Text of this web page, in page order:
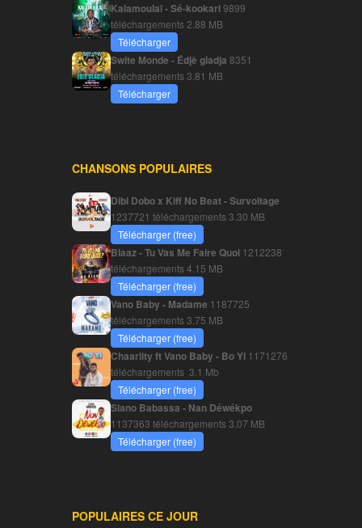
Kalamoulaï - Sé-kookari9899
téléchargements 2.88 MB
Télécharger
Swite Monde - Édjè gladja 8351
téléchargements3.81 MB
Télécharger
CHANSONS POPULAIRES
Dibi Dobo x Kiff No Beat - Survoltage
1237721 téléchargements3.30 MB
Télécharger (free)
Blaaz - Tu Vas Me Faire Quoi 1212238
téléchargements4.15 MB
Télécharger (free)
Vano Baby - Madame 1187725
téléchargements3.75 MB
Télécharger (free)
Chaarlity ft Vano Baby - Bo Yi 1171276
téléchargements 3.1 Mb
Télécharger (free)
Siano Babassa - Nan Déwékpo
1137363 téléchargements3.07 MB
Télécharger (free)
POPULAIRES CE JOUR